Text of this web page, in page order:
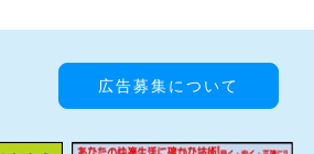
広告募集について